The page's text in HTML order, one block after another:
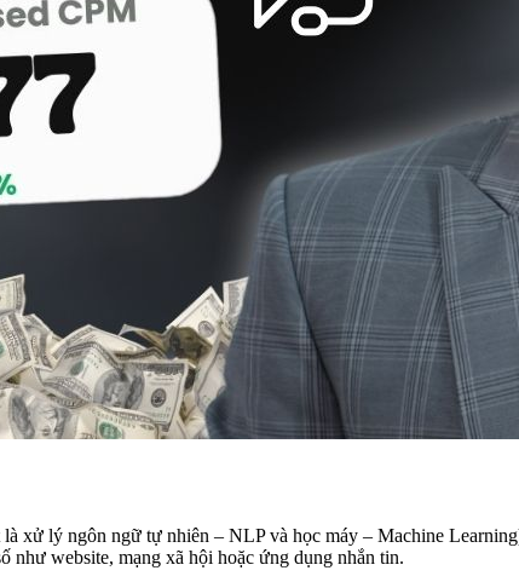
xử lý ngôn ngữ tự nhiên – NLP và học máy – Machine
như website, mạng xã hội hoặc ứng dụng nhắn tin.